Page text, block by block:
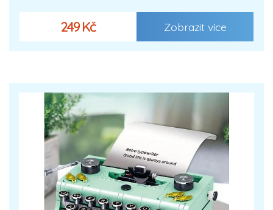
249 Kč Zobrazit více